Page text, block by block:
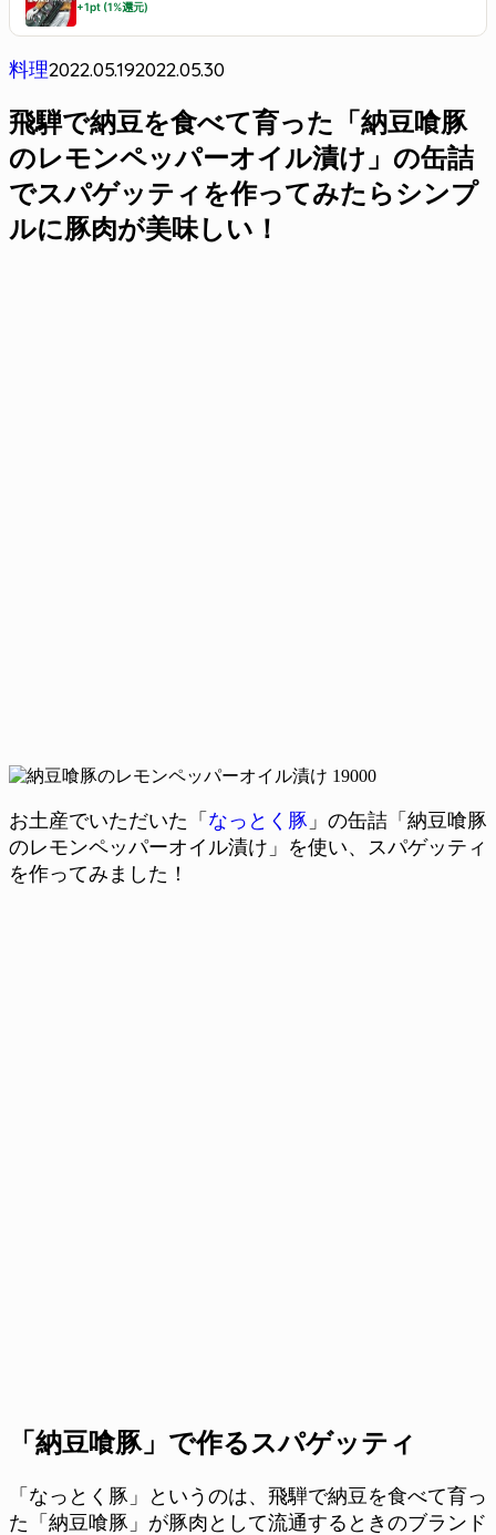
+1pt (1%還元)
料理2022.05.192022.05.30
飛騨で納豆を食べて育った「納豆喰豚
のレモンペッパーオイル漬け」の缶詰
でスパゲッティを作ってみたらシンプ
ルに豚肉が美味しい！
お土産でいただいた「 なっとく豚 」の缶詰「納豆喰豚
のレモンペッパーオイル漬け」を使い、スパゲッティ
を作ってみました！
「納豆喰豚」で作るスパゲッティ
「なっとく豚」というのは、飛騨で納豆を食べて育っ
た「納豆喰豚」が豚肉として流通するときのブランド